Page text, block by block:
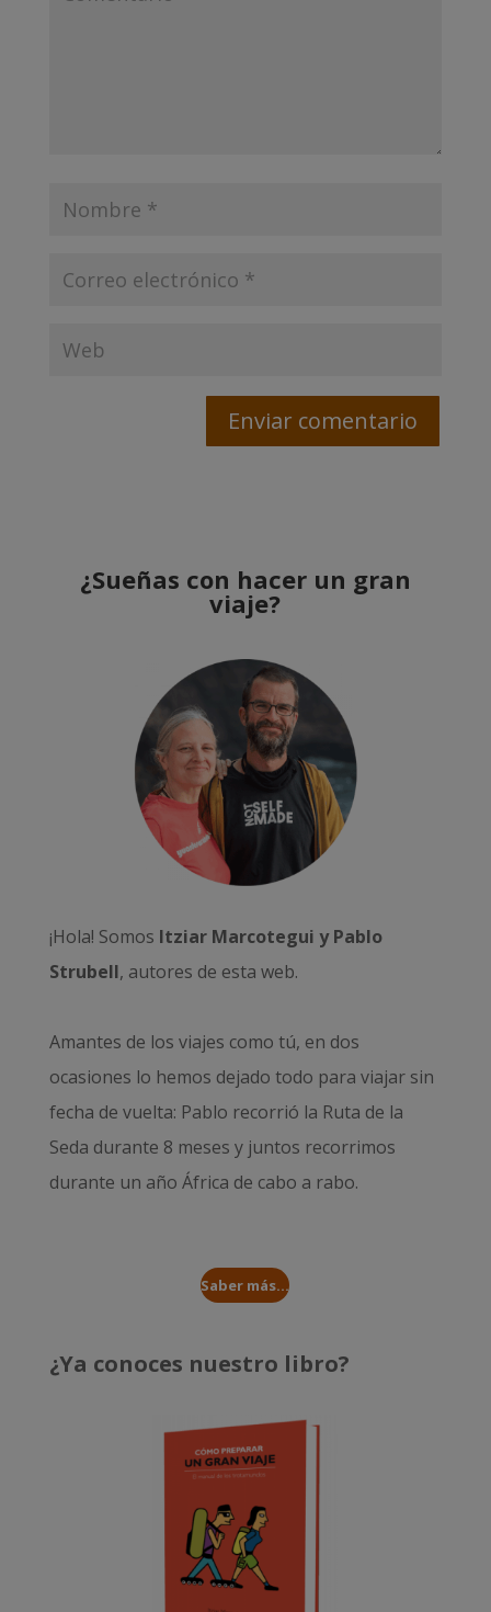
¿Sueñas con hacer un gran
viaje?
¡Hola! Somos Itziar Marcotegui y Pablo
Strubell, autores de esta web.
Amantes de los viajes como tú, en dos
ocasiones lo hemos dejado todo para viajar sin
fecha de vuelta: Pablo recorrió la Ruta de la
Seda durante 8 meses y juntos recorrimos
durante un año África de cabo a rabo.
Saber más...
¿Ya conoces nuestro libro?